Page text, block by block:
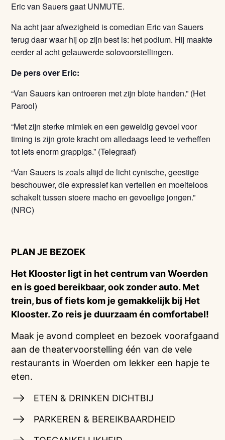
Eric van Sauers gaat UNMUTE.
Na acht jaar afwezigheid is comedian Eric van Sauers
terug daar waar hij op zijn best is: het podium. Hij maakte
eerder al acht gelauwerde solovoorstellingen.
De pers over Eric:
“Van Sauers kan ontroeren met zijn blote handen.” (Het
Parool)
“Met zijn sterke mimiek en een geweldig gevoel voor
timing is zijn grote kracht om alledaags leed te verheffen
tot iets enorm grappigs.” (Telegraaf)
“Van Sauers is zoals altijd de licht cynische, geestige
beschouwer, die expressief kan vertellen en moeiteloos
schakelt tussen stoere macho en gevoelige jongen.”
(NRC)
PLAN JE BEZOEK
Het Klooster ligt in het centrum van Woerden
en is goed bereikbaar, ook zonder auto. Met
trein, bus of fiets kom je gemakkelijk bij Het
Klooster. Zo reis je duurzaam én comfortabel!
Maak je avond compleet en bezoek voorafgaand
aan de theatervoorstelling één van de vele
restaurants in Woerden om lekker een hapje te
eten.
ETEN & DRINKEN DICHTBIJ
PARKEREN & BEREIKBAARDHEID